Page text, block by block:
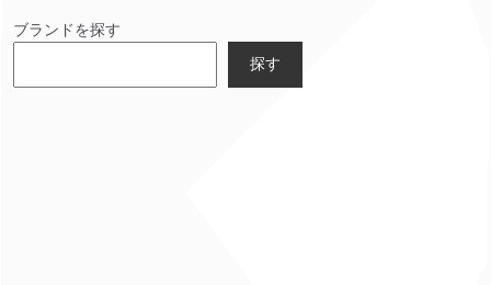
ブランドを探す
探す